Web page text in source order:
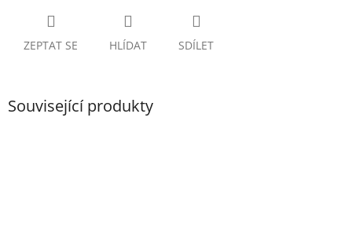
ZEPTAT SE HLÍDAT SDÍLET
Související produkty